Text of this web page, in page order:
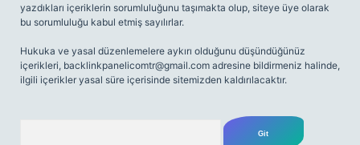
yazdıkları içeriklerin sorumluluğunu taşımakta olup, siteye üye olarak
bu sorumluluğu kabul etmiş sayılırlar.
Hukuka ve yasal düzenlemelere aykırı olduğunu düşündüğünüz
içerikleri, backlinkpanelicomtr@gmail.com adresine bildirmeniz halinde,
ilgili içerikler yasal süre içerisinde sitemizden kaldırılacaktır.